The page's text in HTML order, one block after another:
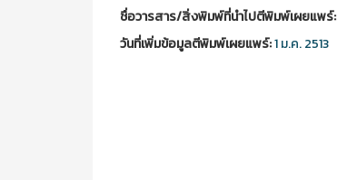
ชื่อวารสาร/สิ่งพิมพ์ที่นำไปตีพิมพ์เผยแพร์:
วันที่เพิ่มข้อมูลตีพิมพ์เผยแพร์:1 ม.ค. 2513